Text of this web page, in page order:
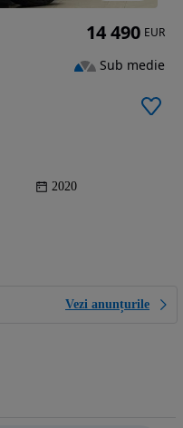
2020
Vezi anunțurile
14 490 EUR
Sub medie